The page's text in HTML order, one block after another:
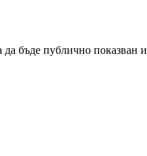
бъде публично показван